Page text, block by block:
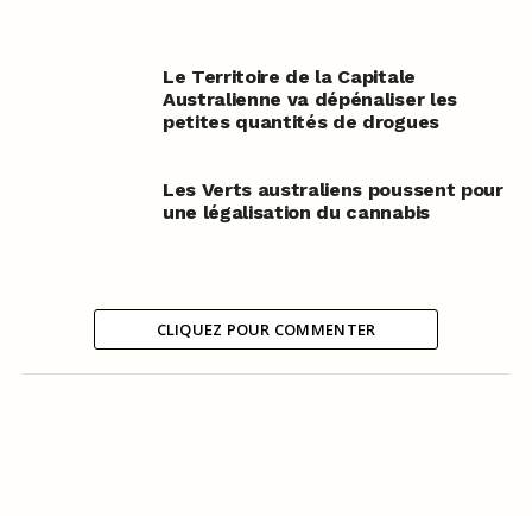
Le Territoire de la Capitale
Australienne va dépénaliser les
petites quantités de drogues
Les Verts australiens poussent pour
une légalisation du cannabis
CLIQUEZ POUR COMMENTER